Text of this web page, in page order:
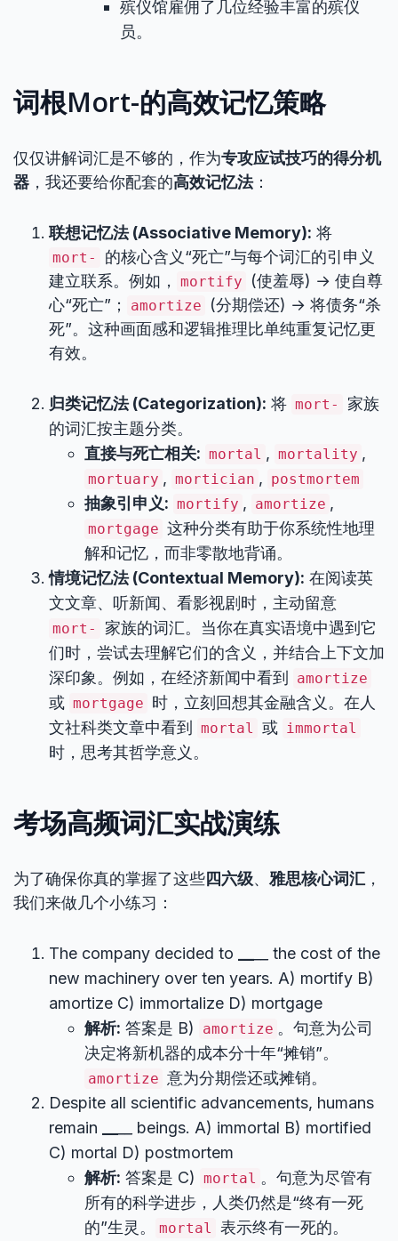
殡仪馆雇佣了几位经验丰富的殡仪
员。
词根Mort-的高效记忆策略
仅仅讲解词汇是不够的，作为专攻应试技巧的得分机
器 ，我还要给你配套的高效记忆法：
联想记忆法 (Associative Memory): 将
mort-
的核心含义“死亡”与每个词汇的引申义
建立联系。例如， mortify
(使羞辱) → 使自尊
心“死亡”；
amortize
(分期偿还) → 将债务“杀
死”。这种画面感和逻辑推理比单纯重复记忆更
有效。
归类记忆法 (Categorization): 将 mort-
家族
的词汇按主题分类。
直接与死亡相关: mortal , mortality ,
mortuary , mortician , postmortem
抽象引申义: mortify , amortize ,
mortgage 这种分类有助于你系统性地理
解和记忆，而非零散地背诵。
情境记忆法 (Contextual Memory): 在阅读英
文文章、听新闻、看影视剧时，主动留意
mort-
家族的词汇。当你在真实语境中遇到它
们时，尝试去理解它们的含义，并结合上下文加
深印象。例如，在经济新闻中看到
amortize
或 mortgage 时，立刻回想其金融含义。在人
文社科类文章中看到
mortal 或 immortal
时，思考其哲学意义。
考场高频词汇实战演练
为了确保你真的掌握了这些四六级、 雅思核心词汇 ，
我们来做几个小练习：
The company decided to
the cost of the
new machinery over ten years. A) mortify B)
amortize C) immortalize D) mortgage
解析: 答案是 B) amortize 。句意为公司
决定将新机器的成本分十年“摊销”。
amortize 意为分期偿还或摊销。
Despite all scientific advancements, humans
remain
beings. A) immortal B) mortified
C) mortal D) postmortem
解析: 答案是 C) mortal 。句意为尽管有
所有的科学进步，人类仍然是“终有一死
的”生灵。
mortal 表示终有一死的。